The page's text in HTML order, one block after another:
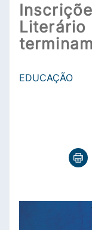
Literário
EDUCAÇÃO